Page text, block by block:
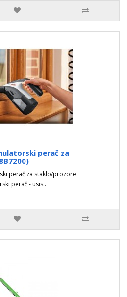
perač za
perač za staklo/prozore
perač - usis..